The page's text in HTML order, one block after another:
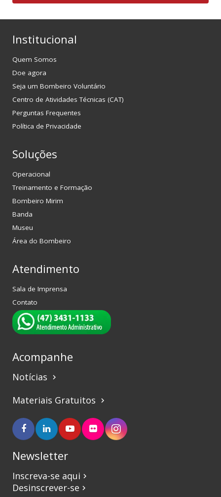
Institucional
Quem Somos
Doe agora
Seja um Bombeiro Voluntário
Centro de Atividades Técnicas (CAT)
Perguntas Frequentes
Política de Privacidade
Soluções
Operacional
Treinamento e Formação
Bombeiro Mirim
Banda
Museu
Área do Bombeiro
Atendimento
Sala de Imprensa
Contato
Acompanhe
Notícias keyboard_arrow_right
Materiais Gratuitos keyboard_arrow_right
Newsletter
Inscreva-se aqui keyboard_arrow_right
Desinscrever-se keyboard_arrow_right